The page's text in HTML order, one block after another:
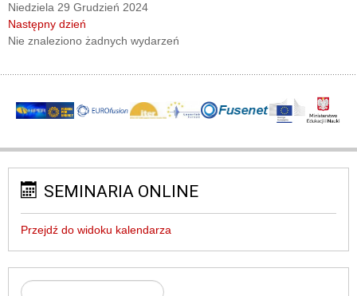
Niedziela 29 Grudzień 2024
Następny dzień
Nie znaleziono żadnych wydarzeń
SEMINARIA ONLINE
Przejdź do widoku kalendarza